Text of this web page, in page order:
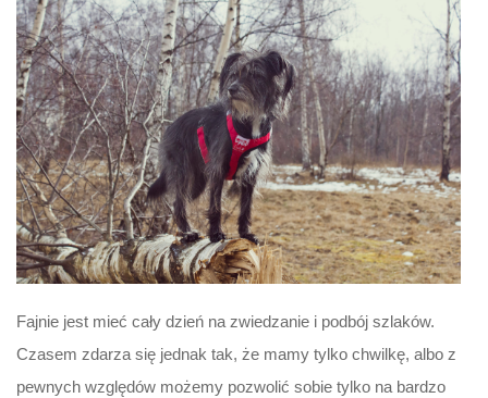
Fajnie jest mieć cały dzień na zwiedzanie i podbój szlaków.
Czasem zdarza się jednak tak, że mamy tylko chwilkę, albo z
pewnych względów możemy pozwolić sobie tylko na bardzo